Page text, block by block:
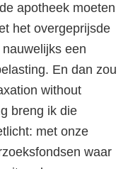
apotheek moeten
het overgeprijsde
een
En dan zou
without
breng ik die
met onze
waar